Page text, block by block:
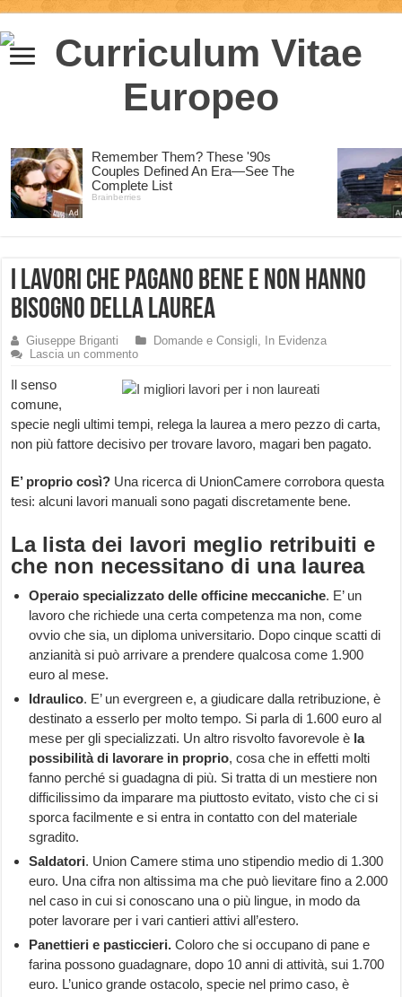
I lavori che pagano bene e non hanno
bisogno della laurea
Giuseppe Briganti Domande e Consigli,
In Evidenza
Lascia un commento
Il senso
comune,
specie negli ultimi tempi, relega la laurea a mero pezzo di carta,
non più fattore decisivo per trovare lavoro, magari ben pagato.
E’ proprio così? Una ricerca di UnionCamere corrobora questa
tesi: alcuni lavori manuali sono pagati discretamente bene.
La lista dei lavori meglio retribuiti e
che non necessitano di una laurea
Operaio specializzato delle officine meccaniche. E’ un
lavoro che richiede una certa competenza ma non, come
ovvio che sia, un diploma universitario. Dopo cinque scatti di
anzianità si può arrivare a prendere qualcosa come 1.900
euro al mese.
Idraulico. E’ un evergreen e, a giudicare dalla retribuzione, è
destinato a esserlo per molto tempo. Si parla di 1.600 euro al
mese per gli specializzati. Un altro risvolto favorevole è la
possibilità di lavorare in proprio, cosa che in effetti molti
fanno perché si guadagna di più. Si tratta di un mestiere non
difficilissimo da imparare ma piuttosto evitato, visto che ci si
sporca facilmente e si entra in contatto con del materiale
sgradito.
Saldatori. Union Camere stima uno stipendio medio di 1.300
euro. Una cifra non altissima ma che può lievitare fino a 2.000
nel caso in cui si conoscano una o più lingue, in modo da
poter lavorare per i vari cantieri attivi all’estero.
Panettieri e pasticcieri. Coloro che si occupano di pane e
farina possono guadagnare, dopo 10 anni di attività, sui 1.700
euro. L’unico grande ostacolo, specie nel primo caso, è